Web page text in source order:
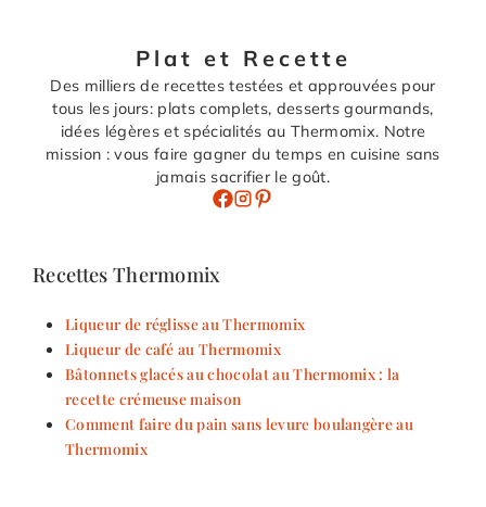
Plat et Recette
Des milliers de recettes testées et approuvées pour
tous les jours: plats complets, desserts gourmands,
idées légères et spécialités au Thermomix. Notre
mission : vous faire gagner du temps en cuisine sans
jamais sacrifier le goût.
Recettes Thermomix
Liqueur de réglisse au Thermomix
Liqueur de café au Thermomix
Bâtonnets glacés au chocolat au Thermomix : la
recette crémeuse maison
Comment faire du pain sans levure boulangère au
Thermomix